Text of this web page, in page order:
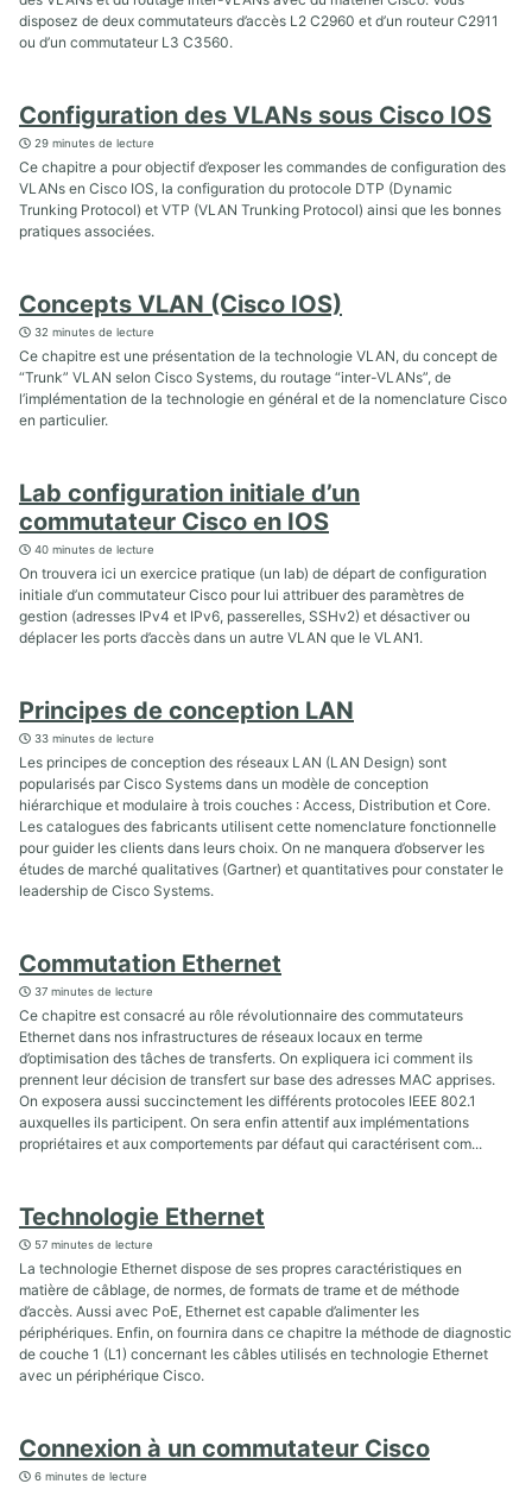
disposez de deux commutateurs d’accès L2 C2960 et d’un routeur C2911
ou d’un commutateur L3 C3560.
Configuration des VLANs sous Cisco IOS
29 minutes de lecture
Ce chapitre a pour objectif d’exposer les commandes de configuration des
VLANs en Cisco IOS, la configuration du protocole DTP (Dynamic
Trunking Protocol) et VTP (VLAN Trunking Protocol) ainsi que les bonnes
pratiques associées.
Concepts VLAN (Cisco IOS)
32 minutes de lecture
Ce chapitre est une présentation de la technologie VLAN, du concept de
“Trunk” VLAN selon Cisco Systems, du routage “inter-VLANs”, de
l’implémentation de la technologie en général et de la nomenclature Cisco
en particulier.
Lab configuration initiale d’un
commutateur Cisco en IOS
40 minutes de lecture
On trouvera ici un exercice pratique (un lab) de départ de configuration
initiale d’un commutateur Cisco pour lui attribuer des paramètres de
gestion (adresses IPv4 et IPv6, passerelles, SSHv2) et désactiver ou
déplacer les ports d’accès dans un autre VLAN que le VLAN1.
Principes de conception LAN
33 minutes de lecture
Les principes de conception des réseaux LAN (LAN Design) sont
popularisés par Cisco Systems dans un modèle de conception
hiérarchique et modulaire à trois couches : Access, Distribution et Core.
Les catalogues des fabricants utilisent cette nomenclature fonctionnelle
pour guider les clients dans leurs choix. On ne manquera d’observer les
études de marché qualitatives (Gartner) et quantitatives pour constater le
leadership de Cisco Systems.
Commutation Ethernet
37 minutes de lecture
Ce chapitre est consacré au rôle révolutionnaire des commutateurs
Ethernet dans nos infrastructures de réseaux locaux en terme
d’optimisation des tâches de transferts. On expliquera ici comment ils
prennent leur décision de transfert sur base des adresses MAC apprises.
On exposera aussi succinctement les différents protocoles IEEE 802.1
auxquelles ils participent. On sera enfin attentif aux implémentations
propriétaires et aux comportements par défaut qui caractérisent com...
Technologie Ethernet
57 minutes de lecture
La technologie Ethernet dispose de ses propres caractéristiques en
matière de câblage, de normes, de formats de trame et de méthode
d’accès. Aussi avec PoE, Ethernet est capable d’alimenter les
périphériques. Enfin, on fournira dans ce chapitre la méthode de diagnostic
de couche 1 (L1) concernant les câbles utilisés en technologie Ethernet
avec un périphérique Cisco.
Connexion à un commutateur Cisco
6 minutes de lecture